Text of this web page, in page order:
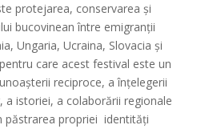
protejarea, conservarea și
bucovinean între emigranții
Ungaria, Ucraina, Slovacia și
care acest festival este un
reciproce, a înțelegerii
a istoriei, a colaborării regionale
păstrarea propriei identități